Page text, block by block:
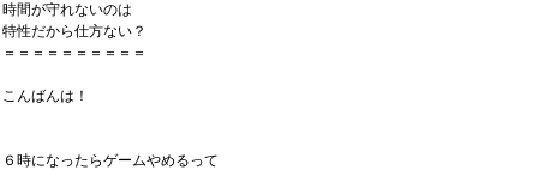
時間が守れないのは
特性だから仕方ない？
＝＝＝＝＝＝＝＝＝＝
こんばんは！
６時になったらゲームやめるって